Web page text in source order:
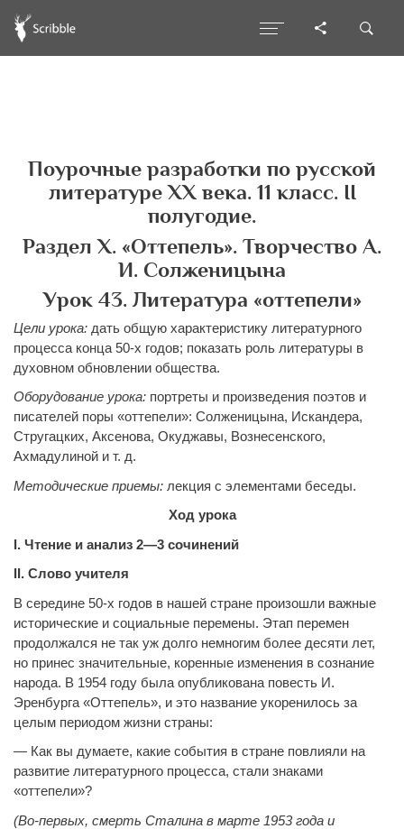
Поурочные разработки по русской
литературе ХХ века. 11 класс. II
полугодие.
Раздел Х. «Оттепель». Творчество А.
И. Солженицына
Урок 43. Литература «оттепели»
Цели урока: дать общую характеристику литературного
процесса конца 50-х годов; показать роль литературы в
духовном обновлении общества.
Оборудование урока: портреты и произведения поэтов и
писателей поры «оттепели»: Солженицына, Искандера,
Стругацких, Аксенова, Окуджавы, Вознесенского,
Ахмадулиной и т. д.
Методические приемы: лекция с элементами беседы.
Ход урока
I. Чтение и анализ 2—3 сочинений
II. Слово учителя
В середине 50-х годов в нашей стране произошли важные
исторические и социальные перемены. Этап перемен
продолжался не так уж долго немногим более десяти лет,
но принес значительные, коренные изменения в сознание
народа. В 1954 году была опубликована повесть И.
Эренбурга «Оттепель», и это название укоренилось за
целым периодом жизни страны:
— Как вы думаете, какие события в стране повлияли на
развитие литературного процесса, стали знаками
«оттепели»?
(Во-первых, смерть Сталина в марте 1953 года и